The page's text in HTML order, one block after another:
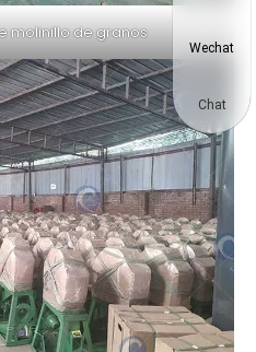
molinillo de granos
Wechat
Chat